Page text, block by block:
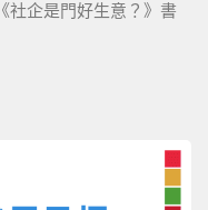
社企是門好生意？》書